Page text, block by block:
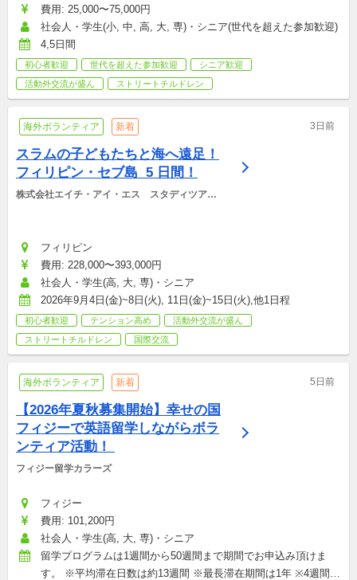
費用: 25,000〜75,000円
社会人・学生(小, 中, 高, 大, 専)・シニア(世代を超えた参加歓迎)
4,5日間
初心者歓迎 世代を超えた参加歓迎
シニア歓迎
活動外交流が盛ん
ストリートチルドレン
海外ボランティア 新着 3日前
スラムの子どもたちと海へ遠足！
フィリピン・セブ島  5 日間！
株式会社エイチ・アイ・エス　スタディツアー
フィリピン
費用: 228,000〜393,000円
社会人・学生(高, 大, 専)・シニア
2026年9月4日(金)~8日(火), 11日(金)~15日(火),他1日程
初心者歓迎 テンション高め
活動外交流が盛ん
ストリートチルドレン
国際交流
海外ボランティア 新着 5日前
【2026年夏秋募集開始】幸せの国
フィジーで英語留学しながらボラ
フィジー留学カラーズ
フィジー
費用: 101,200円
社会人・学生(高, 大, 専)・シニア
留学プログラムは1週間から50週間まで期間でお申込み頂けま
す。 ※平均滞在日数は約13週間 ※最長滞在期間は1年 ※4週間の